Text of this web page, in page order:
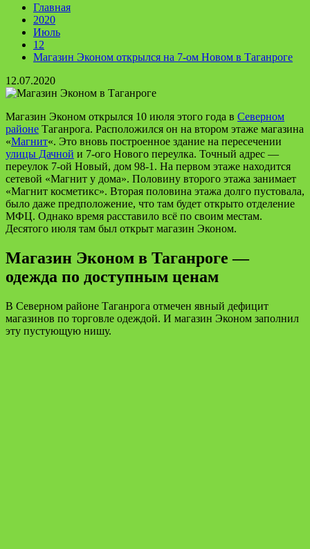
Главная
2020
Июль
12
Магазин Эконом открылся на 7-ом Новом в Таганроге
12.07.2020
Магазин Эконом открылся 10 июля этого года в Северном
районе Таганрога. Расположился он на втором этаже магазина
«Магнит«. Это вновь построенное здание на пересечении
улицы Дачной и 7-ого Нового переулка. Точный адрес —
переулок 7-ой Новый, дом 98-1. На первом этаже находится
сетевой «Магнит у дома». Половину второго этажа занимает
«Магнит косметикс». Вторая половина этажа долго пустовала,
было даже предположение, что там будет открыто отделение
МФЦ. Однако время расставило всё по своим местам.
Десятого июля там был открыт магазин Эконом.
Магазин Эконом в Таганроге —
одежда по доступным ценам
В Северном районе Таганрога отмечен явный дефицит
магазинов по торговле одеждой. И магазин Эконом заполнил
эту пустующую нишу.